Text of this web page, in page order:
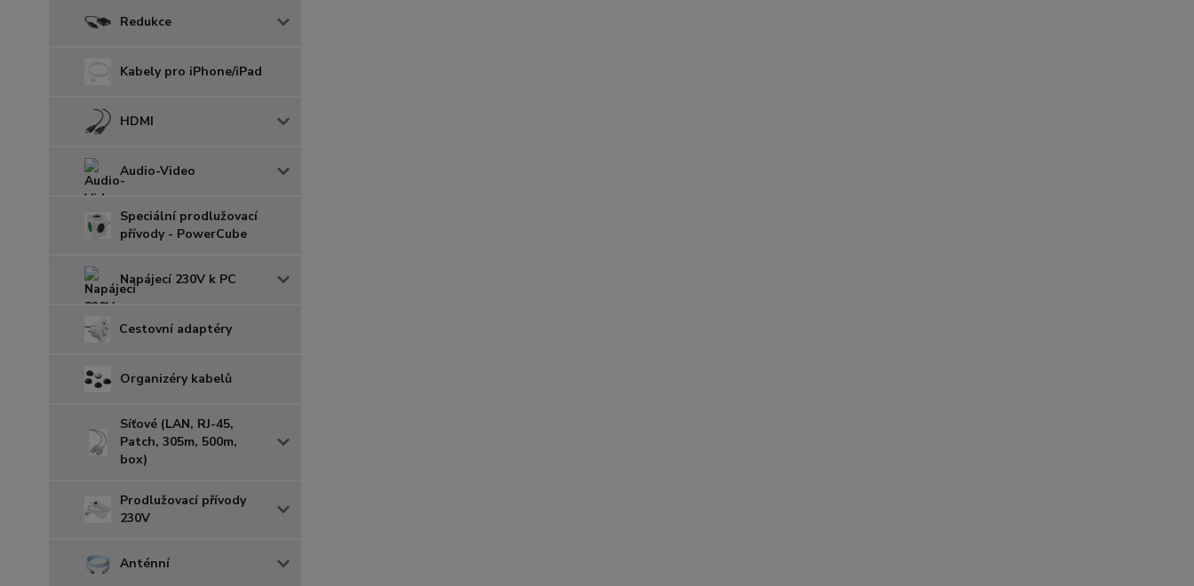
Redukce
Kabely pro iPhone/iPad
HDMI
Audio-Video
Speciální prodlužovací
přívody - PowerCube
Napájecí 230V k PC
Cestovní adaptéry
Organizéry kabelů
Síťové (LAN, RJ-45,
Patch, 305m, 500m,
box)
Prodlužovací přívody
230V
Anténní